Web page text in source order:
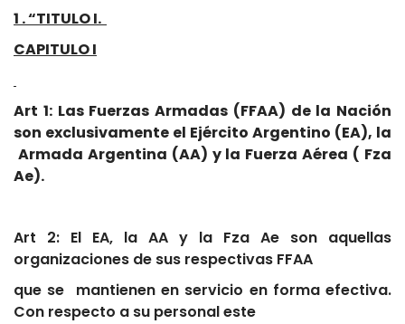
1 . “TITULO I.
CAPITULO I
Art 1: Las Fuerzas Armadas (FFAA) de la Nación
son exclusivamente el Ejército Argentino (EA), la
Armada Argentina (AA) y la Fuerza Aérea ( Fza
Ae).
Art 2: El EA, la AA y la Fza Ae son aquellas
organizaciones de sus respectivas FFAA
que se mantienen en servicio en forma efectiva.
Con respecto a su personal este